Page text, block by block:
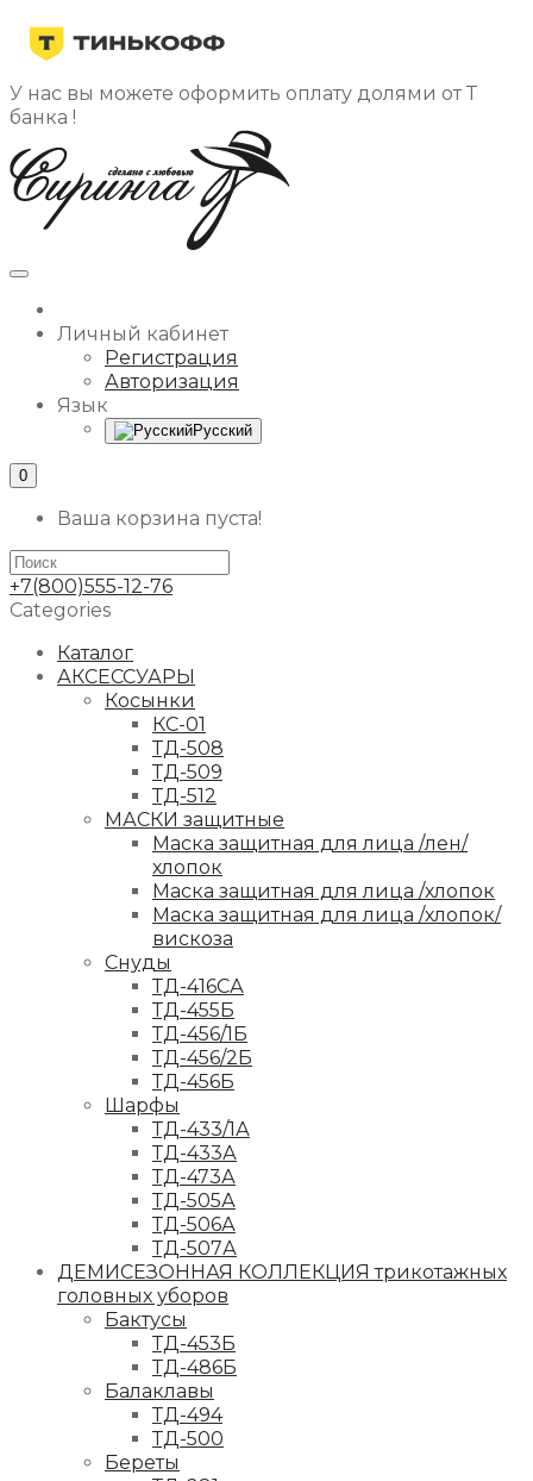
У нас вы можете оформить оплату долями от Т
банка !
Личный кабинет
Регистрация
Авторизация
Язык
Русский
0
Ваша корзина пуста!
+7(800)555-12-76
Categories
Каталог
АКСЕССУАРЫ
Косынки
КС-01
ТД-508
ТД-509
ТД-512
МАСКИ защитные
Маска защитная для лица /лен/
хлопок
Маска защитная для лица /хлопок
Маска защитная для лица /хлопок/
вискоза
Снуды
ТД-416СА
ТД-455Б
ТД-456/1Б
ТД-456/2Б
ТД-456Б
Шарфы
ТД-433/1А
ТД-433А
ТД-473А
ТД-505А
ТД-506А
ТД-507А
ДЕМИСЕЗОННАЯ КОЛЛЕКЦИЯ трикотажных
головных уборов
Бактусы
ТД-453Б
ТД-486Б
Балаклавы
ТД-494
ТД-500
Береты